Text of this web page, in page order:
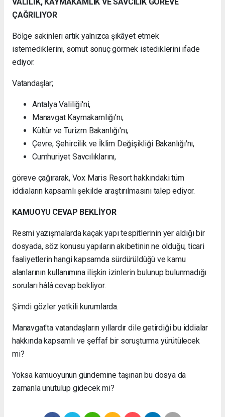
ÇAĞRILIYOR
Bölge sakinleri artık yalnızca şikâyet etmek
istemediklerini, somut sonuç görmek istediklerini ifade
ediyor.
Vatandaşlar;
Antalya Valiliği'ni,
Manavgat Kaymakamlığı'nı,
Kültür ve Turizm Bakanlığı'nı,
Çevre, Şehircilik ve İklim Değişikliği Bakanlığı'nı,
Cumhuriyet Savcılıklarını,
göreve çağırarak, Vox Maris Resort hakkındaki tüm
iddiaların kapsamlı şekilde araştırılmasını talep ediyor.
KAMUOYU CEVAP BEKLİYOR
Resmi yazışmalarda kaçak yapı tespitlerinin yer aldığı bir
dosyada, söz konusu yapıların akıbetinin ne olduğu, ticari
faaliyetlerin hangi kapsamda sürdürüldüğü ve kamu
alanlarının kullanımına ilişkin izinlerin bulunup bulunmadığı
soruları hâlâ cevap bekliyor.
Şimdi gözler yetkili kurumlarda.
Manavgat'ta vatandaşların yıllardır dile getirdiği bu iddialar
hakkında kapsamlı ve şeffaf bir soruşturma yürütülecek
mi?
Yoksa kamuoyunun gündemine taşınan bu dosya da
zamanla unutulup gidecek mi?